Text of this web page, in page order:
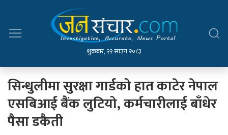
शुक्रबार, २२ साउन २०८३
सिन्धुलीमा सुरक्षा गार्डको हात काटेर नेपाल
एसबिआई बैंक लुटियो, कर्मचारीलाई बाँधेर
पैसा डकैती